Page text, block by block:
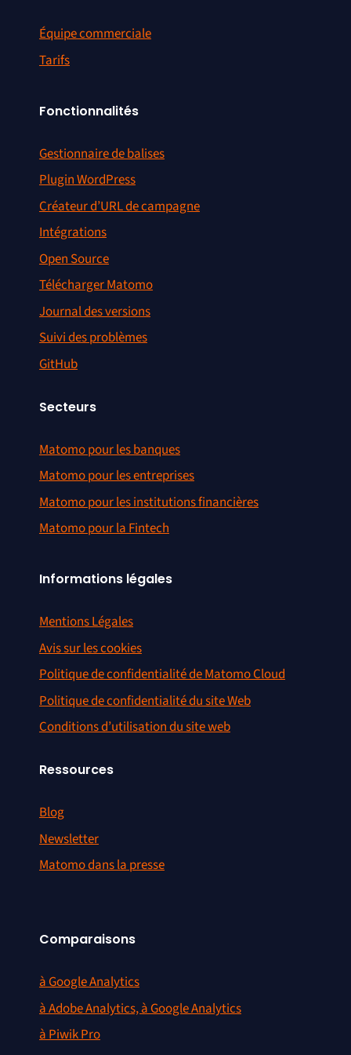
Équipe commerciale
Tarifs
Fonctionnalités
Gestionnaire de balises
Plugin WordPress
Créateur d’URL de campagne
Intégrations
Open Source
Télécharger Matomo
Journal des versions
Suivi des problèmes
GitHub
Secteurs
Matomo pour les banques
Matomo pour les entreprises
Matomo pour les institutions financières
Matomo pour la Fintech
Informations légales
Mentions Légales
Avis sur les cookies
Politique de confidentialité de Matomo Cloud
Politique de confidentialité du site Web
Conditions d’utilisation du site web
Ressources
Blog
Newsletter
Matomo dans la presse
Comparaisons
à Google Analytics
à Adobe Analytics, à Google Analytics
à Piwik Pro